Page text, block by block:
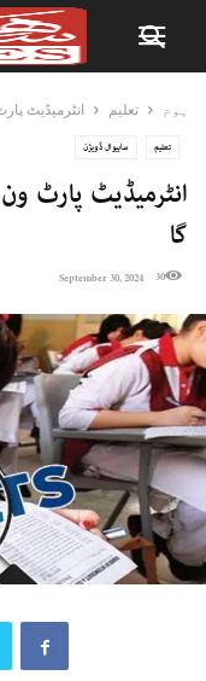
ہوم تعلیم انٹرمیڈیٹ
تعلیم ساہیوال ڈویژن
انٹرمیڈیٹ پارٹ
گا
September 30, 2024 30